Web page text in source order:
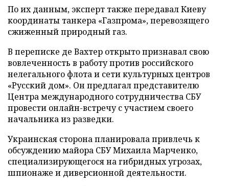
По их данным, эксперт также передавал Киеву
координаты танкера «Газпрома», перевозящего
сжиженный природный газ.
В переписке де Вахтер открыто признавал свою
вовлеченность в работу против российского
нелегального флота и сети культурных центров
«Русский дом». Он предлагал представителю
Центра международного сотрудничества СБУ
провести онлайн-встречу с участием своего
начальника из разведки.
Украинская сторона планировала привлечь к
обсуждению майора СБУ Михаила Марченко,
специализирующегося на гибридных угрозах,
шпионаже и диверсионной деятельности.